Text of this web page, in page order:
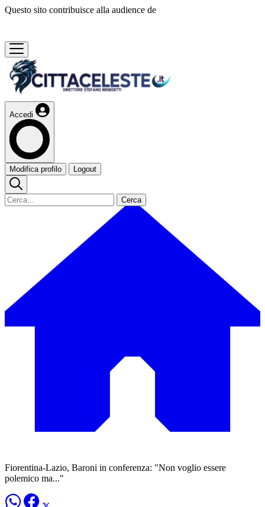
Questo sito contribuisce alla audience de
Accedi
Modifica profilo Logout
Cerca
Fiorentina-Lazio, Baroni in conferenza: "Non voglio essere
polemico ma..."